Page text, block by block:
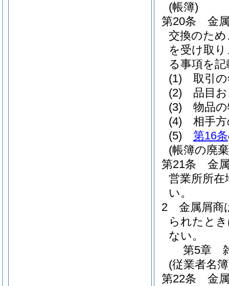
(帳簿)
第20条
金
交換のた
を受け取
る事項を
(1)
取引
(2)
品目
(3)
物品
(4)
相手
(5)
第16条
(帳簿の廃
第21条
金
営業所所
い。
2
金属屑商
られたと
ない。
第5章
(従業者名
第22条
金